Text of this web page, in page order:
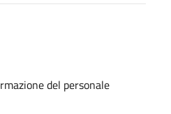
del personale